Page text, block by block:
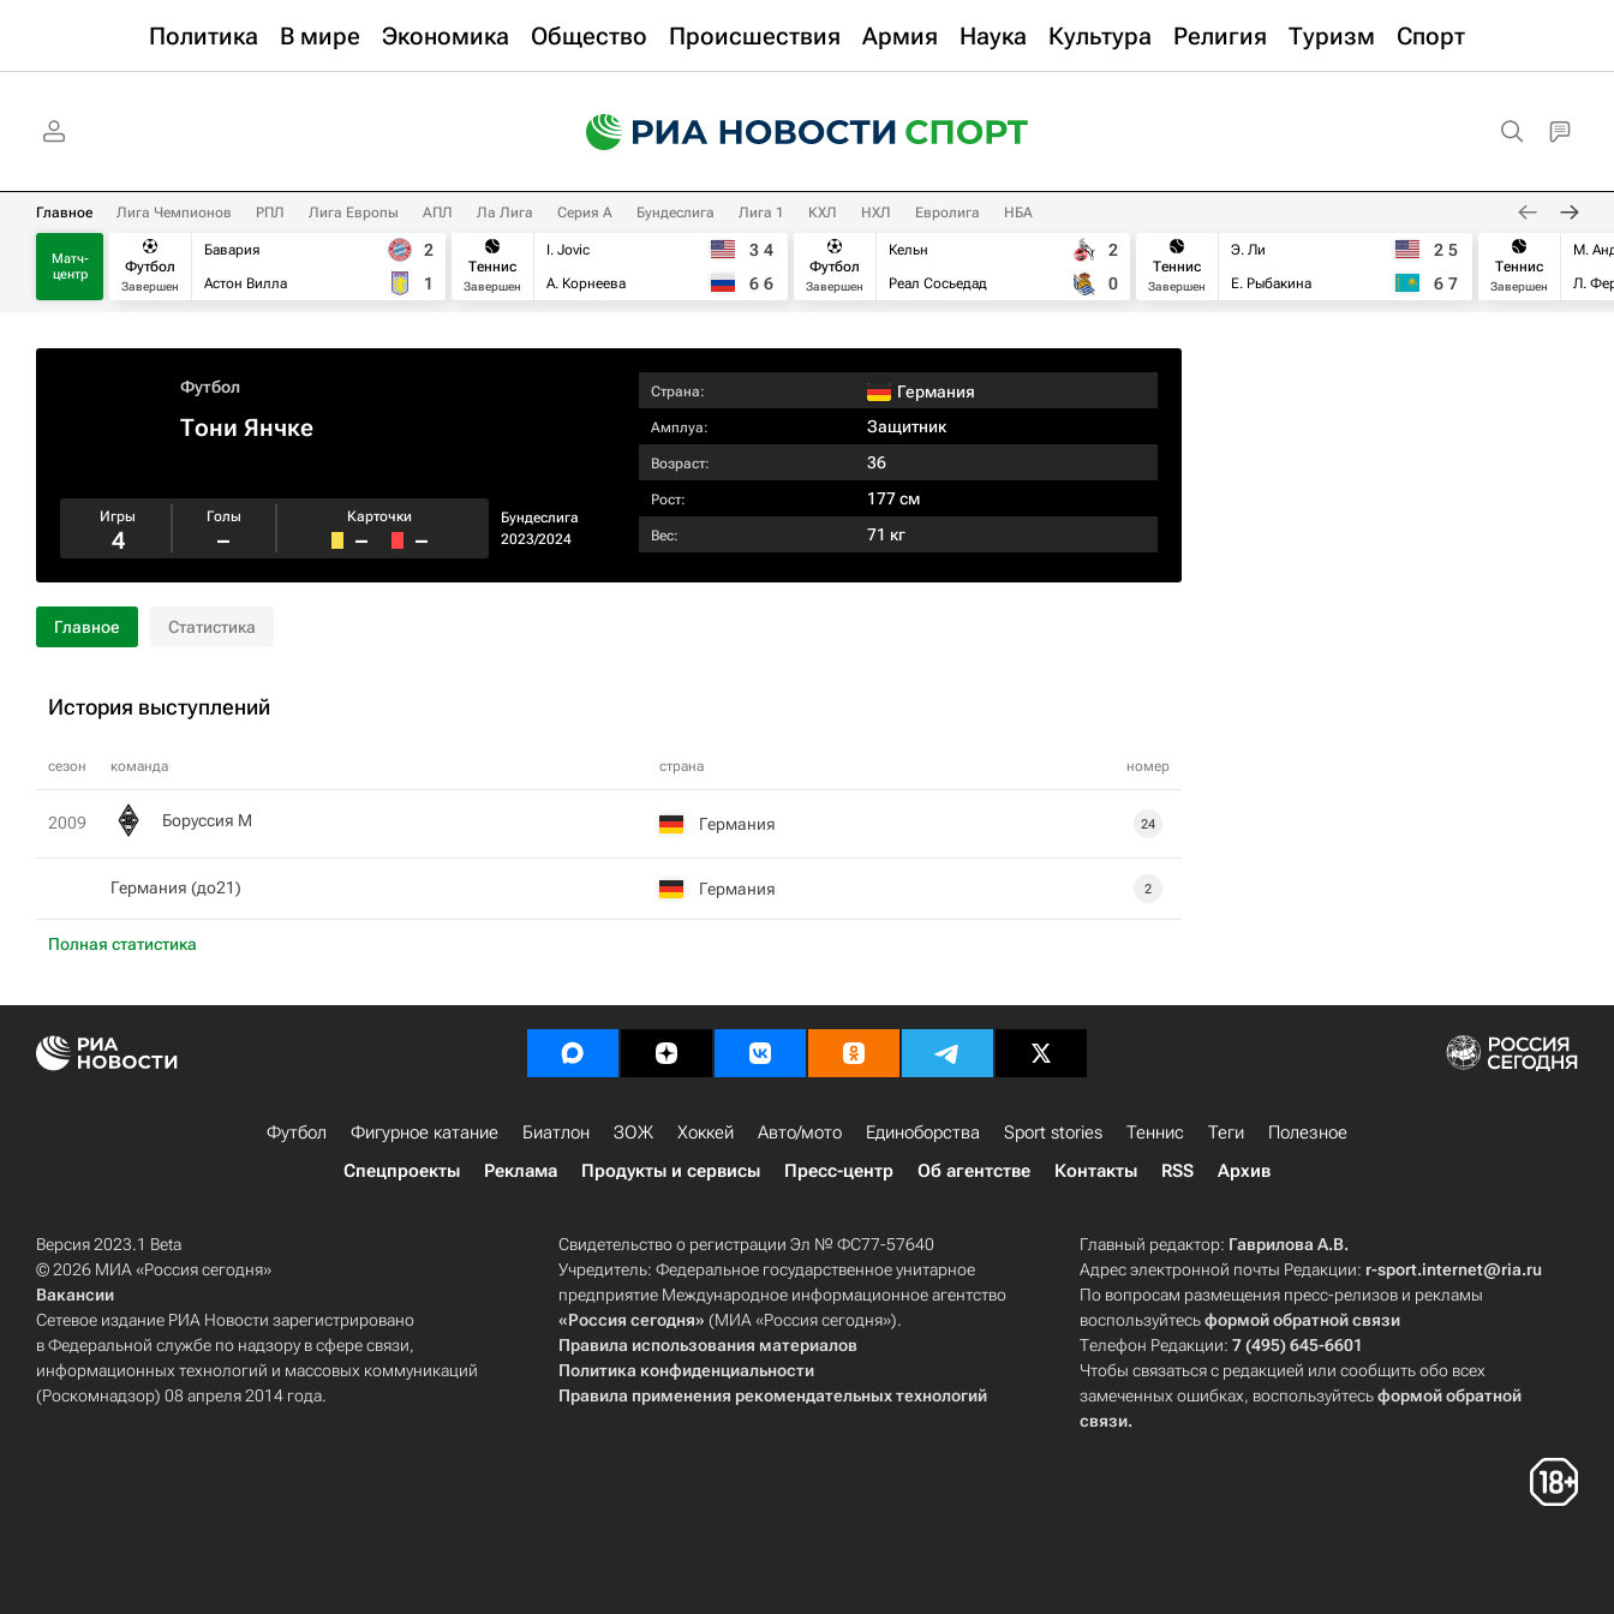
Политика В мире Экономика Общество Происшествия Армия Наука Культура Религия Туризм Спорт
Главное Лига Чемпионов РПЛ Лига Европы АПЛ Ла Лига Серия А Бундеслига Лига 1 КХЛ НХЛ Евролига НБА
Матч-
центр
Футбол
Завершен
Бавария
Астон Вилла
2
1
Теннис
Завершен
I. Jovic
А. Корнеева
3 4
6 6
Футбол
Завершен
Кельн
Реал Сосьедад
2
0
Теннис
Завершен
Э. Ли
Е. Рыбакина
2 5
6 7
Теннис
Завершен
М.
Л.
Футбол
Тони Янчке
Бундеслига
2023/2024
Игры
4
Голы
–
Карточки
– –
Страна: Германия
Амплуа: Защитник
Возраст: 36
Рост: 177 см
Вес: 71 кг
Главное Статистика
История выступлений
сезон команда страна номер
Полная статистика
2009 Боруссия М Германия 24
Германия (до21) Германия 2
Футбол Фигурное катание Биатлон ЗОЖ Хоккей Авто/мото Единоборства Sport stories Теннис Теги
Полезное
Спецпроекты
Реклама Продукты и сервисы Пресс-центр Об агентстве Контакты RSS Архив
Версия 2023.1 Beta
© 2026 МИА «Россия сегодня»
Вакансии
Сетевое издание РИА Новости зарегистрировано
в Федеральной службе по надзору в сфере связи,
информационных технологий и массовых коммуникаций
(Роскомнадзор) 08 апреля 2014 года.
Свидетельство о регистрации Эл № ФС77-57640
Учредитель: Федеральное государственное унитарное
предприятие Международное информационное агентство
«Россия сегодня» (МИА «Россия сегодня»).
Правила использования материалов
Политика конфиденциальности
Правила применения рекомендательных технологий
Главный редактор: Гаврилова А.В.
Адрес электронной почты Редакции: r-sport.internet@ria.ru
По вопросам размещения пресс-релизов и рекламы
воспользуйтесьформой обратной связи
Телефон Редакции:7 (495) 645-6601
Чтобы связаться с редакцией или сообщить обо всех
замеченных ошибках, воспользуйтесьформой обратной
связи.